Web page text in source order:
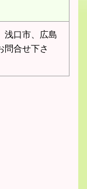
浅口市、広島
問合せ下さ